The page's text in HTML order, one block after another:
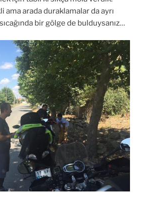
arada duraklamalar da ayrı
bir gölge de bulduysanız…